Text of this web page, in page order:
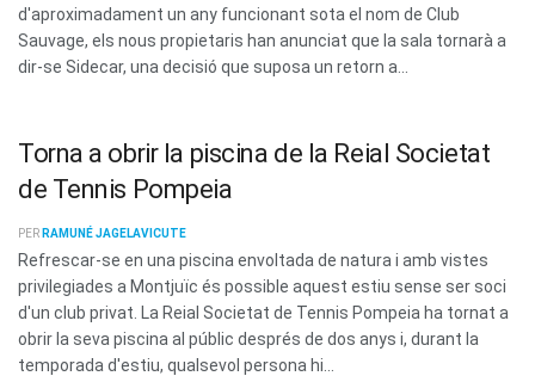
d'aproximadament un any funcionant sota el nom de Club
Sauvage, els nous propietaris han anunciat que la sala tornarà a
dir-se Sidecar, una decisió que suposa un retorn a...
Torna a obrir la piscina de la Reial Societat
de Tennis Pompeia
PER RAMUNÉ JAGELAVICUTE
Refrescar-se en una piscina envoltada de natura i amb vistes
privilegiades a Montjuïc és possible aquest estiu sense ser soci
d'un club privat. La Reial Societat de Tennis Pompeia ha tornat a
obrir la seva piscina al públic després de dos anys i, durant la
temporada d'estiu, qualsevol persona hi...